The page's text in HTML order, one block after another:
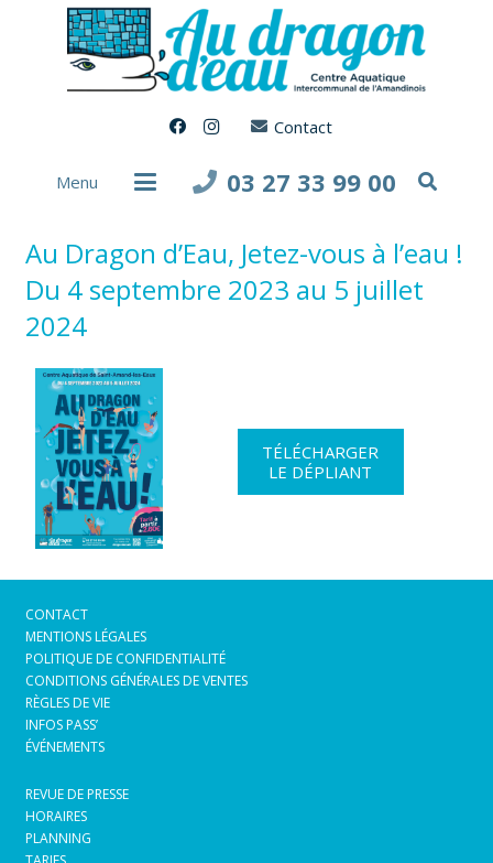
Contact
Menu 03 27 33 99 00
Au Dragon d’Eau, Jetez-vous à l’eau !
Du 4 septembre 2023 au 5 juillet
2024
TÉLÉCHARGER
LE DÉPLIANT
CONTACT
MENTIONS LÉGALES
POLITIQUE DE CONFIDENTIALITÉ
CONDITIONS GÉNÉRALES DE VENTES
RÈGLES DE VIE
INFOS PASS’
ÉVÉNEMENTS
REVUE DE PRESSE
HORAIRES
PLANNING